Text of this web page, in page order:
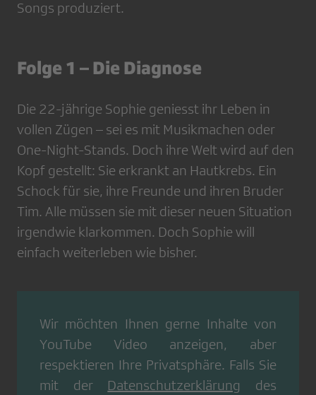
Songs produziert.
Folge 1 – Die Diagnose
Die 22-jährige Sophie geniesst ihr Leben in
vollen Zügen – sei es mit Musikmachen oder
One-Night-Stands. Doch ihre Welt wird auf den
Kopf gestellt: Sie erkrankt an Hautkrebs. Ein
Schock für sie, ihre Freunde und ihren Bruder
Tim. Alle müssen sie mit dieser neuen Situation
irgendwie klarkommen. Doch Sophie will
einfach weiterleben wie bisher.
Wir möchten Ihnen gerne Inhalte von
YouTube Video anzeigen, aber
respektieren Ihre Privatsphäre. Falls Sie
mit der Datenschutzerklärung des